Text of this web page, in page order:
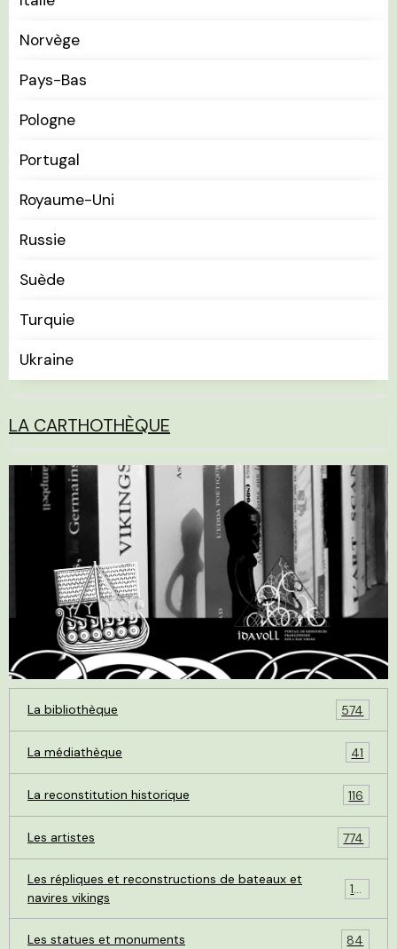
Norvège
Pays-Bas
Pologne
Portugal
Royaume-Uni
Russie
Suède
Turquie
Ukraine
LA CARTHOTHÈQUE
La bibliothèque 574
La médiathèque 41
La reconstitution historique 116
Les artistes 774
Les répliques et reconstructions de bateaux et
navires vikings
119
Les statues et monuments 84